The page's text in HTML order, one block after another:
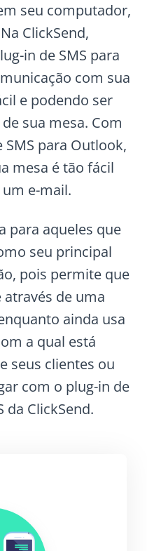
seu computador,
ClickSend,
in de SMS para
com sua
e podendo ser
sua mesa. Com
para Outlook,
mesa é tão fácil
e-mail.
para aqueles que
seu principal
pois permite que
de uma
ainda usa
a qual está
seus clientes ou
com o plug-in de
da ClickSend.